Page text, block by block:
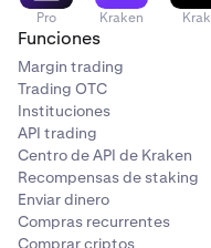
Pro Kraken Krak
Funciones
Margin trading
Trading OTC
Instituciones
API trading
Centro de API de Kraken
Recompensas de staking
Enviar dinero
Compras recurrentes
Comprar criptos